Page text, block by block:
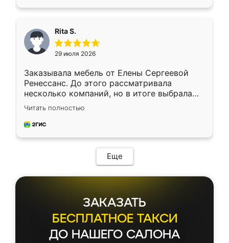
Rita S.
29 июля 2026
Заказывала мебель от Елены Сергеевой
Ренессанс. До этого рассматривала
несколько компаний, но в итоге выбрала
эту. Сначала обговорили условия, потом
приехал замерщик, всё спокойно объяснил
и снял размеры. Изготовили в срок, с
мебель сразу встала на свое место без
каких-либо доработок. Качеством осталась
довольна, все выглядит так, как и ожидала.
Читать полностью
Еще
ЗАКАЗАТЬ
БЕСПЛАТНОЕ ТАКСИ
ДО НАШЕГО САЛОНА